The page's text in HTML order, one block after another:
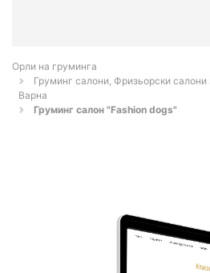
Орли на груминга
Груминг салони, Фризьорски
Варна
Груминг салон "Fashion dogs"